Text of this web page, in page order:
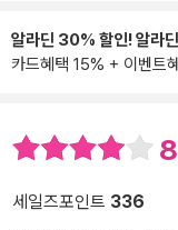
알라딘 30% 할인! 알라
카드혜택 15% + 이벤트
8
세일즈포인트 336